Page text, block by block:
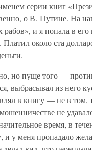
серии книг
о В. Путине. На
и я попала в
около ста
но пуще того —
выбрасывал из него
в книгу — не в том,
не
время, в
и у меня пропадало